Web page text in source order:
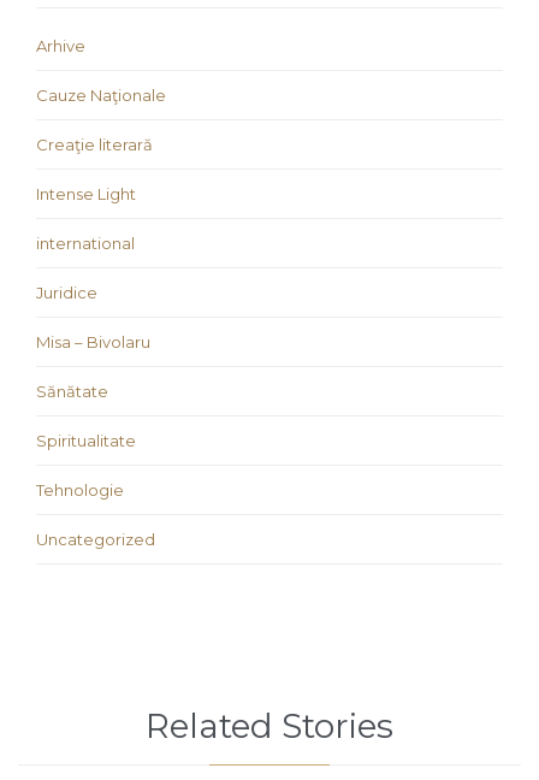
Arhive
Cauze Naţionale
Creaţie literară
Intense Light
international
Juridice
Misa – Bivolaru
Sănătate
Spiritualitate
Tehnologie
Uncategorized
Related Stories